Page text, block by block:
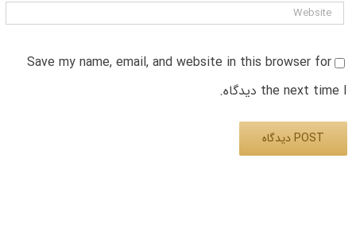
Save my name, email, and website in this browser for
the next time I دیدگاه.